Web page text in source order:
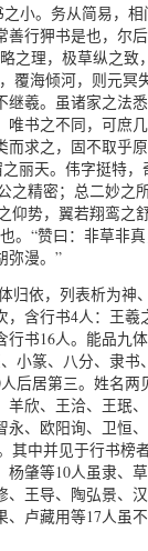
小。务从简易，
行狎书是也，尔
之理，极草纵之致
覆海倾河，则元冥
羲。虽诸家之法
书之不同，可庶
求之，固不取乎
丽天。伟字挺特
之精密；总二妙之
仰势，翼若翔鸾之
。“赞曰：非草非
弥漫。”
依，列表析为神
含行书4人：王
书16人。能品九
小篆、八分、隶
后居第三。姓名
欣、王洽、王珉
、欧阳询、卫恒
其中并见于行书榜
肇等10人虽隶、
王导、陶弘景、
卢藏用等17人虽